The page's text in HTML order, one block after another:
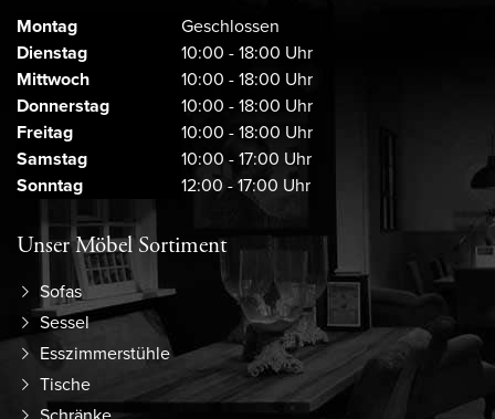
Montag
Geschlossen
Dienstag
10:00 - 18:00 Uhr
Mittwoch
10:00 - 18:00 Uhr
Donnerstag
10:00 - 18:00 Uhr
Freitag
10:00 - 18:00 Uhr
Samstag
10:00 - 17:00 Uhr
Sonntag
12:00 - 17:00 Uhr
Unser Möbel Sortiment
Sofas
Sessel
Esszimmerstühle
Tische